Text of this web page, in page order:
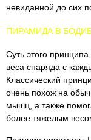
невиданной до сих
ПИРАМИДА В
Суть этого
веса снаряда с
Классический
очень похож на
мышц, а также
более тяжелым